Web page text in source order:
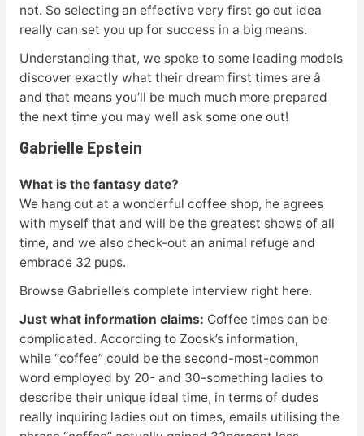
not. So selecting an effective very first go out idea
really can set you up for success in a big means.
Understanding that, we spoke to some leading models
discover exactly what their dream first times are â
and that means you’ll be much much more prepared
the next time you may well ask some one out!
Gabrielle Epstein
What is the fantasy date?
We hang out at a wonderful coffee shop, he agrees
with myself that and will be the greatest shows of all
time, and we also check-out an animal refuge and
embrace 32 pups.
Browse Gabrielle’s complete interview right here.
Just what information claims: Coffee times can be
complicated. According to Zoosk’s information,
while “coffee” could be the second-most-common
word employed by 20- and 30-something ladies to
describe their unique ideal time, in terms of dudes
really inquiring ladies out on times, emails utilising the